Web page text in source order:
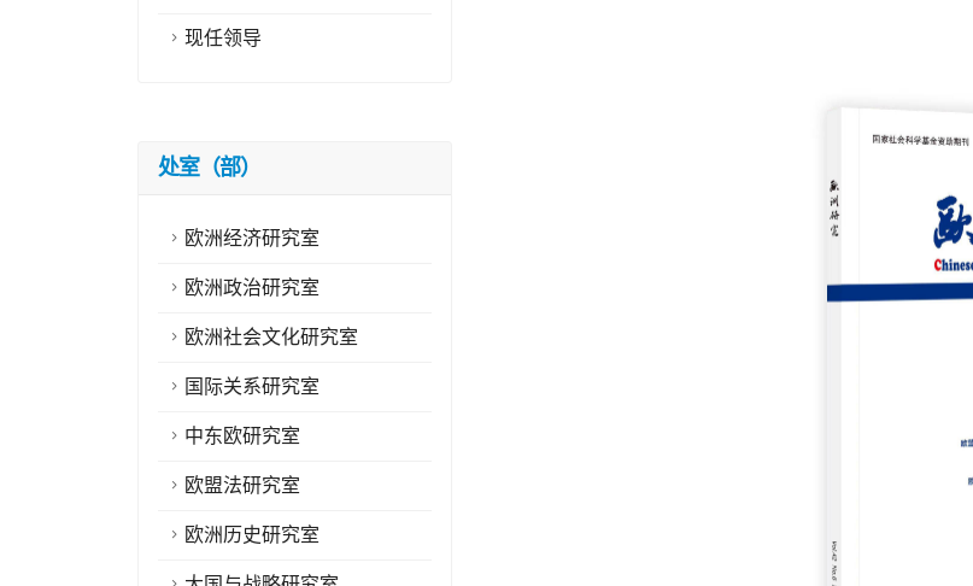
现任领导
处室（部）
欧洲经济研究室
欧洲政治研究室
欧洲社会文化研究室
国际关系研究室
中东欧研究室
欧盟法研究室
欧洲历史研究室